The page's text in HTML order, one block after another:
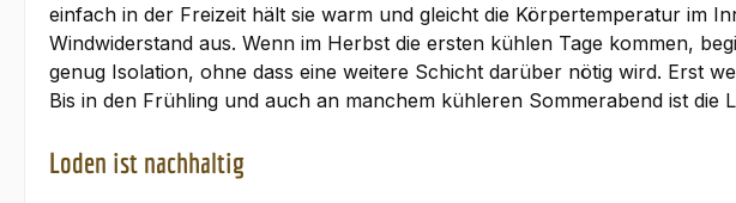
einfach in der Freizeit hält sie warm und gleicht die Körpertemperatur im
Windwiderstand aus. Wenn im Herbst die ersten kühlen Tage kommen,
genug Isolation, ohne dass eine weitere Schicht darüber nötig wird. Erst
Bis in den Frühling und auch an manchem kühleren Sommerabend ist die
Loden ist nachhaltig